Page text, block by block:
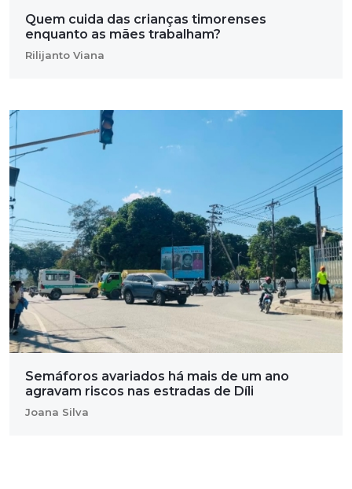
Quem cuida das crianças timorenses
enquanto as mães trabalham?
Rilijanto Viana
Semáforos avariados há mais de um ano
agravam riscos nas estradas de Díli
Joana Silva